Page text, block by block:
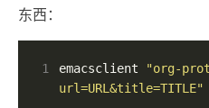
东西：
1 emacsclient
"org-
url=URL&title=TITLE"